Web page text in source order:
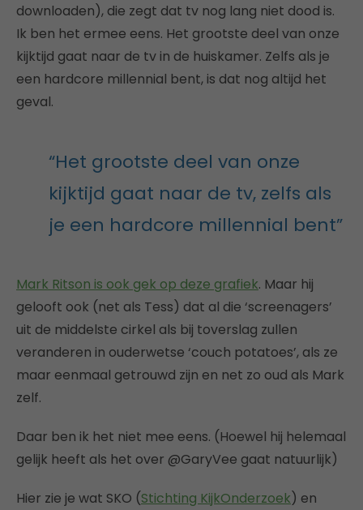
downloaden), die zegt dat tv nog lang niet dood is.
Ik ben het ermee eens. Het grootste deel van onze
kijktijd gaat naar de tv in de huiskamer. Zelfs als je
een hardcore millennial bent, is dat nog altijd het
geval.
“Het grootste deel van onze
kijktijd gaat naar de tv, zelfs als
je een hardcore millennial bent”
Mark Ritson is ook gek op deze grafiek. Maar hij
gelooft ook (net als Tess) dat al die ‘screenagers’
uit de middelste cirkel als bij toverslag zullen
veranderen in ouderwetse ‘couch potatoes’, als ze
maar eenmaal getrouwd zijn en net zo oud als Mark
zelf.
Daar ben ik het niet mee eens. (Hoewel hij helemaal
gelijk heeft als het over @GaryVee gaat natuurlijk)
Hier zie je wat SKO (Stichting KijkOnderzoek) en